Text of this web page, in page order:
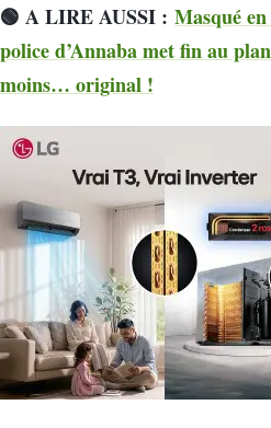
🟢 A LIRE AUSSI : Masqué
police d’Annaba met fin au
moins… original !